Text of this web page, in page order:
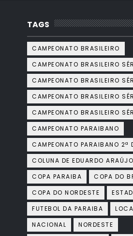
TAGS
CAMPEONATO BRASILEIRO
CAMPEONATO BRASILEIRO
CAMPEONATO BRASILEIRO
CAMPEONATO BRASILEIRO
CAMPEONATO BRASILEIRO
CAMPEONATO PARAIBANO
CAMPEONATO PARAIBANO 2ª
COLUNA DE EDUARDO ARAÚJO
COPA PARAIBA
COPA DO
COPA DO NORDESTE
FUTEBOL DA PARAIBA
NACIONAL
NORDESTE